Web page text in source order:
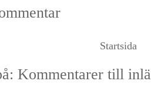
Startsida
Kommentarer till